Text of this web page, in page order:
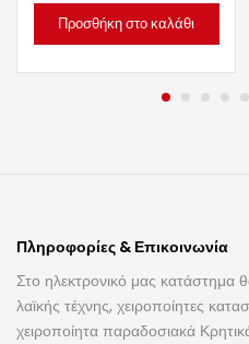
Προσθήκη στο καλάθι
Πληροφορίες & Επικοινωνία
Στο ηλεκτρονικό μας κατάστημα
λαϊκής τέχνης, χειροποίητες
χειροποίητα παραδοσιακά